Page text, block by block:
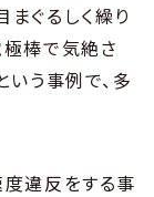
ぐるしく繰り
棒で気絶さ
いう事例で、多
違反をする事